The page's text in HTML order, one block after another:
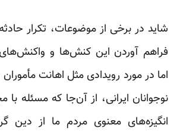
شاید در برخی از موضوعات، تکرار
فراهم آوردن این کنش‌ها و
اما در مورد رویدادی مثل اهانت
نوجوانان ایرانی، از آن‌جا که مسئله
انگیزه‌های معنوی مردم ما از دین